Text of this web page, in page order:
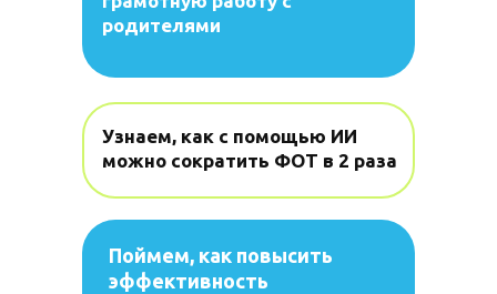
Узнаем, как с помощью ИИ
можно сократить ФОТ в 2 раза
Поймем, как повысить
эффективность
родителями